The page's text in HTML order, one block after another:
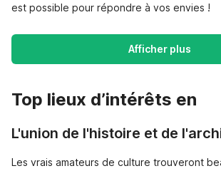
est possible pour répondre à vos envies !
Afficher plus
Top lieux d’intérêts en
L'union de l'histoire et de
Les vrais amateurs de culture trouveront